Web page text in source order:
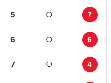
5 ○ 7
6 ○ 6
7 ○ 4